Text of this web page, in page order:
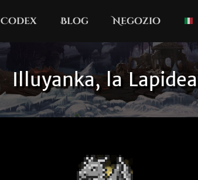
Codex Blog Negozio
Illuyanka, la Lapidea